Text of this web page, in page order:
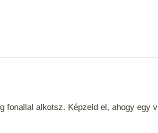
fonallal alkotsz. Képzeld el, ahogy egy